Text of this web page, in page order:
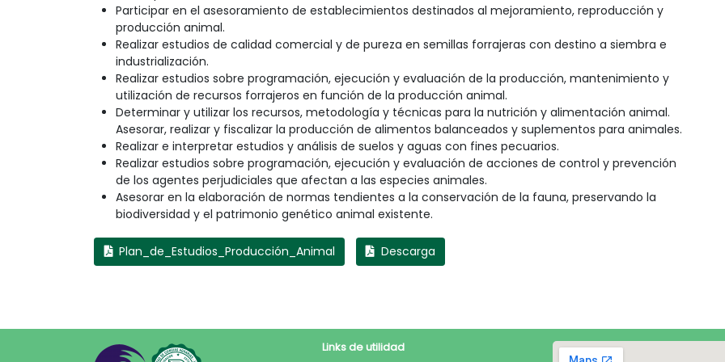
Participar en el asesoramiento de establecimientos destinados al mejoramiento, reproducción y
producción animal.
Realizar estudios de calidad comercial y de pureza en semillas forrajeras con destino a siembra e
industrialización.
Realizar estudios sobre programación, ejecución y evaluación de la producción, mantenimiento y
utilización de recursos forrajeros en función de la producción animal.
Determinar y utilizar los recursos, metodología y técnicas para la nutrición y alimentación animal.
Asesorar, realizar y fiscalizar la producción de alimentos balanceados y suplementos para animales.
Realizar e interpretar estudios y análisis de suelos y aguas con fines pecuarios.
Realizar estudios sobre programación, ejecución y evaluación de acciones de control y prevención
de los agentes perjudiciales que afectan a las especies animales.
Asesorar en la elaboración de normas tendientes a la conservación de la fauna, preservando la
biodiversidad y el patrimonio genético animal existente.
Plan_de_Estudios_Producción_Animal Descarga
Links de utilidad